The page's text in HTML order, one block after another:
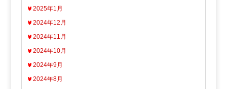
2025年1月
2024年12月
2024年11月
2024年10月
2024年9月
2024年8月